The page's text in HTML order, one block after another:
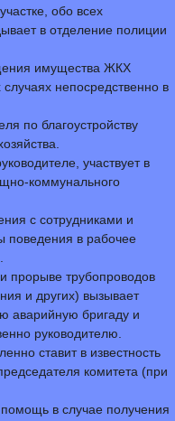
обо всех
в отделение полиции
имущества ЖКХ
непосредственно в
по благоустройству
участвует в
коммунального
с сотрудниками и
поведения в рабочее
прорыве трубопроводов
и других) вызывает
аварийную бригаду и
руководителю.
ставит в известность
комитета (при
в случае получения